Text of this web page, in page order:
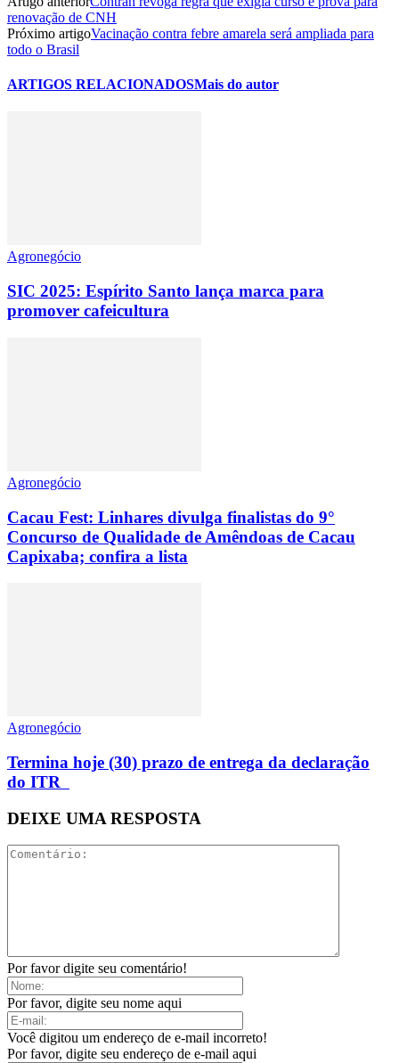
renovação de CNH
Próximo artigoVacinação contra febre amarela será ampliada para
todo o Brasil
ARTIGOS RELACIONADOSMais do autor
Agronegócio
SIC 2025: Espírito Santo lança marca para
promover cafeicultura
Agronegócio
Cacau Fest: Linhares divulga finalistas do 9°
Concurso de Qualidade de Amêndoas de Cacau
Capixaba; confira a lista
Agronegócio
Termina hoje (30) prazo de entrega da declaração
do ITR
DEIXE UMA RESPOSTA
Por favor digite seu comentário!
Por favor, digite seu nome aqui
Você digitou um endereço de e-mail incorreto!
Por favor, digite seu endereço de e-mail aqui